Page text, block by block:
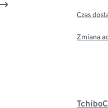
Czas
Zmiana